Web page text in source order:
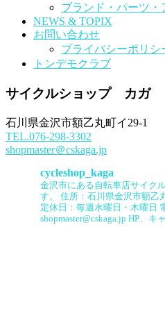
ブランド・パーツ
NEWS & TOPIX
お問い合わせ
プライバシーポリシ
トンデモクラブ
サイクルショップ カガ
石川県金沢市額乙丸町イ29-1
TEL.076-298-3302
shopmaster＠cskaga.jp
cycleshop_kaga
金沢市にある自転車店サイク
す。
住所：石川県金沢市額乙
定休日：毎週水曜日・木曜日
shopmaster@cskaga.jp HP、キ